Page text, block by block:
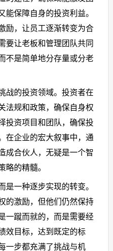
能保障自身的投资利益。
励，让员工逐渐转变为合
要让老板和管理团队共同
不是简单地分存量或分老
战的投资领域。投资者在
法规和政策，确保自身权
投资项目和团队，确保投
在企业的宏大叙事中，通
成合伙人，无疑是一个智
略的精髓。
是一种逐步实现的转变。
的激励，但他们仍然保持
一蹴而就的，而是需要经
效目标，达到既定的标
一步都充满了挑战与机